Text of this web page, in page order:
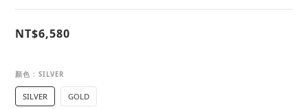
NT$6,580
顏色 : SILVER
SILVER GOLD